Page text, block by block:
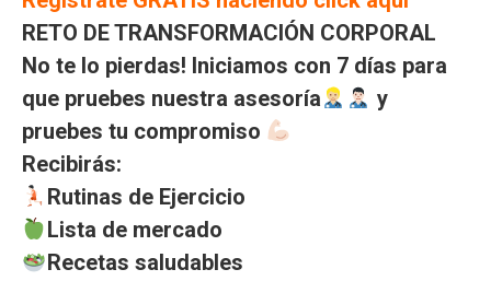
RETO DE TRANSFORMACIÓN CORPORAL
No te lo pierdas! Iniciamos con 7 días para
que pruebes nuestra asesoría
y
pruebes tu compromiso
Recibirás:
Rutinas de Ejercicio
Lista de mercado
Recetas saludables